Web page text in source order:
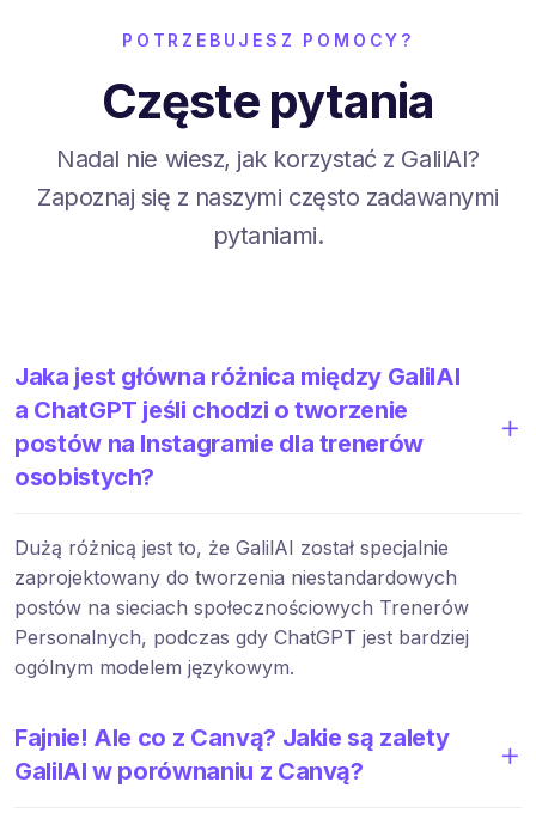
POTRZEBUJESZ POMOCY?
Częste pytania
Nadal nie wiesz, jak korzystać z GalilAI?
Zapoznaj się z naszymi często zadawanymi
pytaniami.
Jaka jest główna różnica między GalilAI
a ChatGPT jeśli chodzi o tworzenie
postów na Instagramie dla trenerów
osobistych?
Dużą różnicą jest to, że GalilAI został specjalnie
zaprojektowany do tworzenia niestandardowych
postów na sieciach społecznościowych Trenerów
Personalnych, podczas gdy ChatGPT jest bardziej
ogólnym modelem językowym.
Fajnie! Ale co z Canvą? Jakie są zalety
GalilAI w porównaniu z Canvą?